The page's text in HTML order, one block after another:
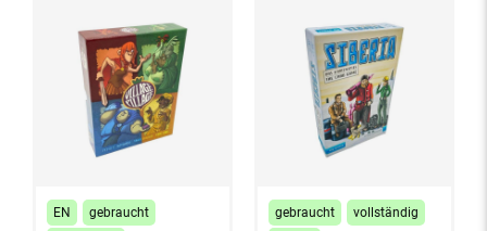
EN
gebraucht
gebraucht
vollständig